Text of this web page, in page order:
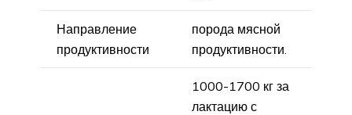
Направление
продуктивности
порода мясной
продуктивности.
1000-1700 кг за
лактацию с